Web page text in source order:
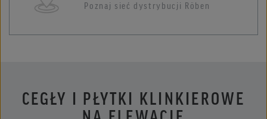
Poznaj sieć dystrybucji Röben
CEGŁY I PŁYTKI KLINKIEROWE
NA ELEWACJĘ